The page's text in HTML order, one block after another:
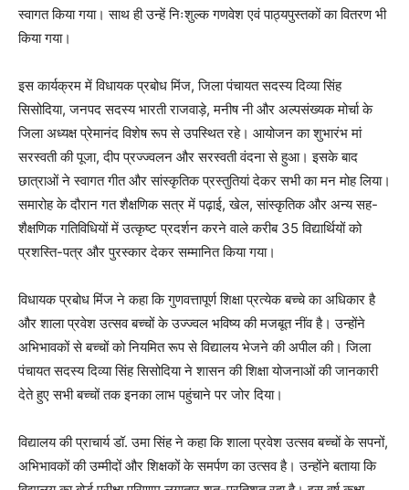
स्वागत किया गया। साथ ही उन्हें निःशुल्क गणवेश एवं पाठ्यपुस्तकों का वितरण भी
किया गया।
इस कार्यक्रम में विधायक प्रबोध मिंज, जिला पंचायत सदस्य दिव्या सिंह
सिसोदिया, जनपद सदस्य भारती राजवाड़े, मनीष नी और अल्पसंख्यक मोर्चा के
जिला अध्यक्ष प्रेमानंद विशेष रूप से उपस्थित रहे। आयोजन का शुभारंभ मां
सरस्वती की पूजा, दीप प्रज्ज्वलन और सरस्वती वंदना से हुआ। इसके बाद
छात्राओं ने स्वागत गीत और सांस्कृतिक प्रस्तुतियां देकर सभी का मन मोह लिया।
समारोह के दौरान गत शैक्षणिक सत्र में पढ़ाई, खेल, सांस्कृतिक और अन्य सह-
शैक्षणिक गतिविधियों में उत्कृष्ट प्रदर्शन करने वाले करीब 35 विद्यार्थियों को
प्रशस्ति-पत्र और पुरस्कार देकर सम्मानित किया गया।
विधायक प्रबोध मिंज ने कहा कि गुणवत्तापूर्ण शिक्षा प्रत्येक बच्चे का अधिकार है
और शाला प्रवेश उत्सव बच्चों के उज्ज्वल भविष्य की मजबूत नींव है। उन्होंने
अभिभावकों से बच्चों को नियमित रूप से विद्यालय भेजने की अपील की। जिला
पंचायत सदस्य दिव्या सिंह सिसोदिया ने शासन की शिक्षा योजनाओं की जानकारी
देते हुए सभी बच्चों तक इनका लाभ पहुंचाने पर जोर दिया।
विद्यालय की प्राचार्य डॉ. उमा सिंह ने कहा कि शाला प्रवेश उत्सव बच्चों के सपनों,
अभिभावकों की उम्मीदों और शिक्षकों के समर्पण का उत्सव है। उन्होंने बताया कि